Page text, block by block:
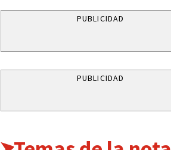
PUBLICIDAD
PUBLICIDAD